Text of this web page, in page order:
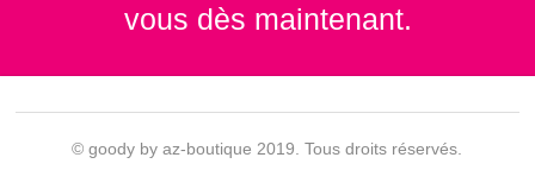
vous dès maintenant.
© goody by az-boutique 2019. Tous droits réservés.